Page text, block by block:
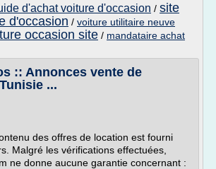
d'achat voiture d'occasion / site
d'occasion / voiture utilitaire neuve
occasion site / mandataire achat
:: Annonces vente de
...
des offres de location est fourni
Malgré les vérifications effectuées,
ne donne aucune garantie concernant :